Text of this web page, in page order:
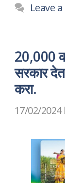
Leave
20,000
सरकार
करा.
17/02/2024